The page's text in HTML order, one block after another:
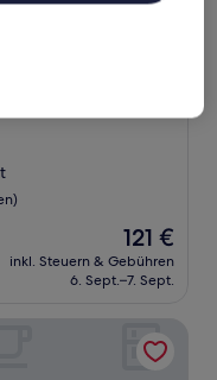
Der
Preis
beträgt
121 €
inkl. Steuern & Gebühren
6. Sept.–7. Sept.